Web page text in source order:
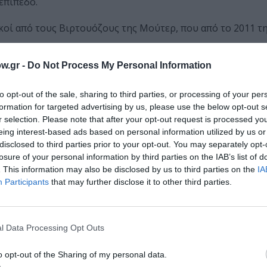
- Do Not Process My Personal Information
opt-out of the sale, sharing to third parties, or processing of your
for targeted advertising by us, please use the below opt-out
selection. Please note that after your opt-out request is processed
interest-based ads based on personal information utilized by us
to third parties prior to your opt-out. You may separately
of your personal information by third parties on the IAB’s list of
This information may also be disclosed by us to third parties on the
Participants that may further disclose it to other third parties.
Data Processing Opt Outs
opt-out of the Sharing of my personal data.
από τους Βιρτουόζους της Μούτερ, που από το 2011
κοντσέρταΜπαχ, ΒιβάλντικαιΖοζέφ Μπολόν ντε
ο οποίος έφερε το προσωνύμιο «Ιππότης του Αγίου
σκλάβας από τη Σενεγάλη, διακρίθηκε για τη
της Μουσικής».
στην ίδια Νονέτο (έργο μουσικής δωματίου για
θα παρουσιαστεί για πρώτη φορά στην Ελλάδα.
στον κόσμο της κλασικής μουσικής σε μια